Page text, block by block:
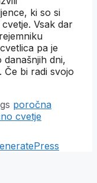
ki so si
Vsak dar
pa je
dni,
bi radi svojo
poročna
cvetje